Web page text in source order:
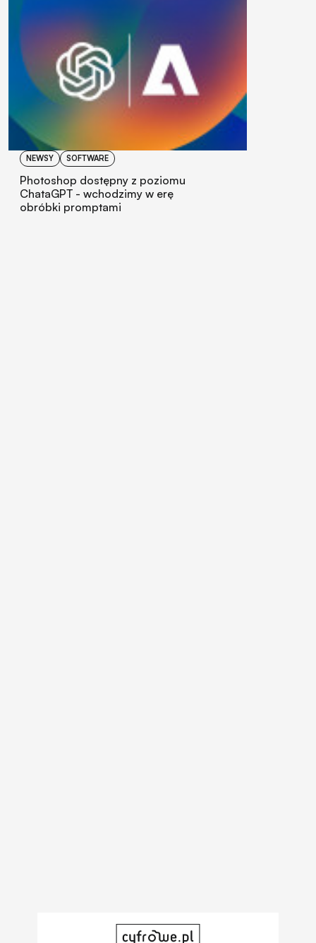
NEWSY SOFTWARE
Photoshop dostępny z poziomu
ChataGPT - wchodzimy w erę
obróbki promptami